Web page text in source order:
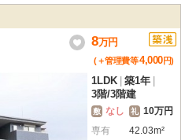
8万円
(＋管理費等4,000円)
1LDK 築1年
3階/3階建
敷 なし 礼 10万円
専有
42.03m²